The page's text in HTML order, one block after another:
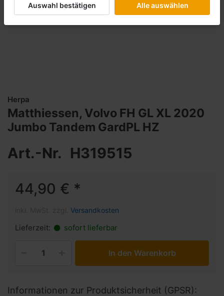
Herpa
Matthiessen, Volvo FH GL XL 2020
Jumbo Tandem GardPL HZ
Art.-Nr. H319515
44,90 € *
Versandkosten
Lieferzeit: sofort lieferbar
In den Warenkorb
Informationen zur Produktsicherheit (GPSR):
Auswahl bestätigen Alle auswählen